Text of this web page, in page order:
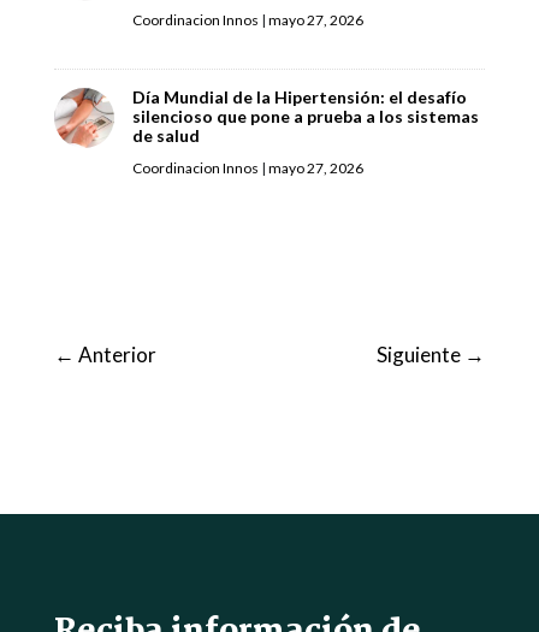
Coordinacion Innos | mayo 27, 2026
Día Mundial de la Hipertensión: el desafío
silencioso que pone a prueba a los sistemas
de salud
Coordinacion Innos | mayo 27, 2026
← Anterior Siguiente →